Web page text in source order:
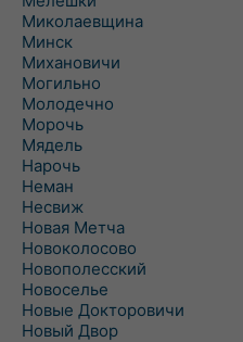
Миколаевщина
Минск
Михановичи
Могильно
Молодечно
Морочь
Мядель
Нарочь
Неман
Несвиж
Новая Метча
Новоколосово
Новополесский
Новоселье
Новые Докторовичи
Новый Двор